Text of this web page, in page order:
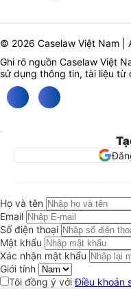
© 2026 Caselaw Việt Nam |
Ghi rõ nguồn Caselaw Việt
sử dụng thông tin, tài liệu từ
Họ và tên
Email
Số điện thoại
Mật khẩu
Xác nhận mật khẩu
Giới tính
Tôi đồng ý vớiĐiều khoản